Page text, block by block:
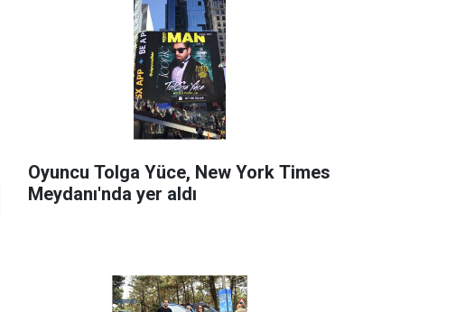
Oyuncu Tolga Yüce, New York Times
Meydanı'nda yer aldı